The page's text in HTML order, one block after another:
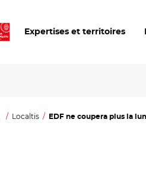
Expertises et territoires
Localtis EDF ne coupera plus la